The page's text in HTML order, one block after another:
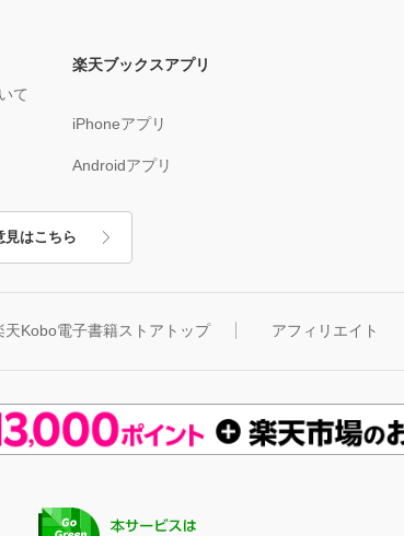
て
楽天ブックスアプリ
iPhoneアプリ
Androidアプリ
見はこちら
天Kobo電子書籍ストアトップ アフィリエイト